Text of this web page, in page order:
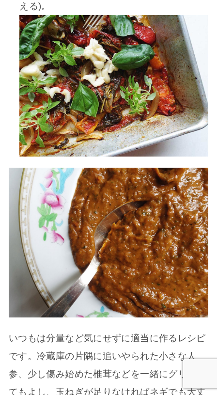
える)。
いつもは分量など気にせずに適当に作るレシピ
です。冷蔵庫の片隅に追いやられた小さな人
参、少し傷み始めた椎茸などを一緒にグリルし
てもよし、玉ねぎが足りなければネギでも大丈